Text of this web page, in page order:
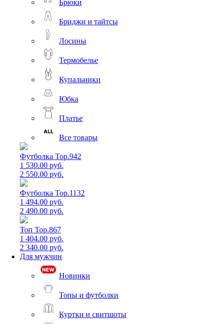
Брюки
Бриджи и тайтсы
Лосины
Термобелье
Купальники
Юбка
Платье
Все товары
Футболка Top.942
1 530.00 руб.
2 550.00 руб.
Футболка Top.1132
1 494.00 руб.
2 490.00 руб.
Топ Top.867
1 404.00 руб.
2 340.00 руб.
Для мужчин
Новинки
Топы и футболки
Куртки и свитшоты